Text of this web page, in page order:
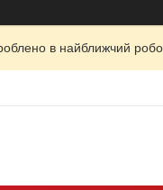
в найближчий